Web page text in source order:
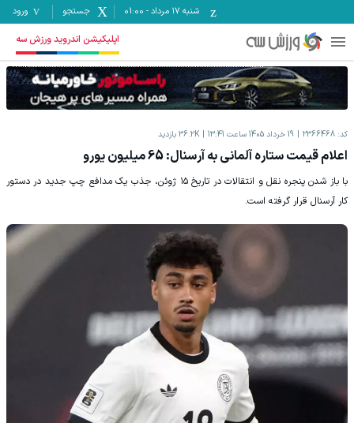
شنبه ۱۷ مرداد -
01:00 جستجو ورود
اپلیکیشن اندروید ورزش سه
کد: 2366468 19 خرداد 1405 ساعت 13:41 36.2K بازدید
اعلام قیمت ستاره آلمانی به آرسنال: 65 میلیون یورو
با باز شدن پنجره نقل و انتقالات در تاریخ ۱۵ ژوئن، جذب یک مدافع چپ جدید در دستور
کار آرسنال قرار گرفته است.